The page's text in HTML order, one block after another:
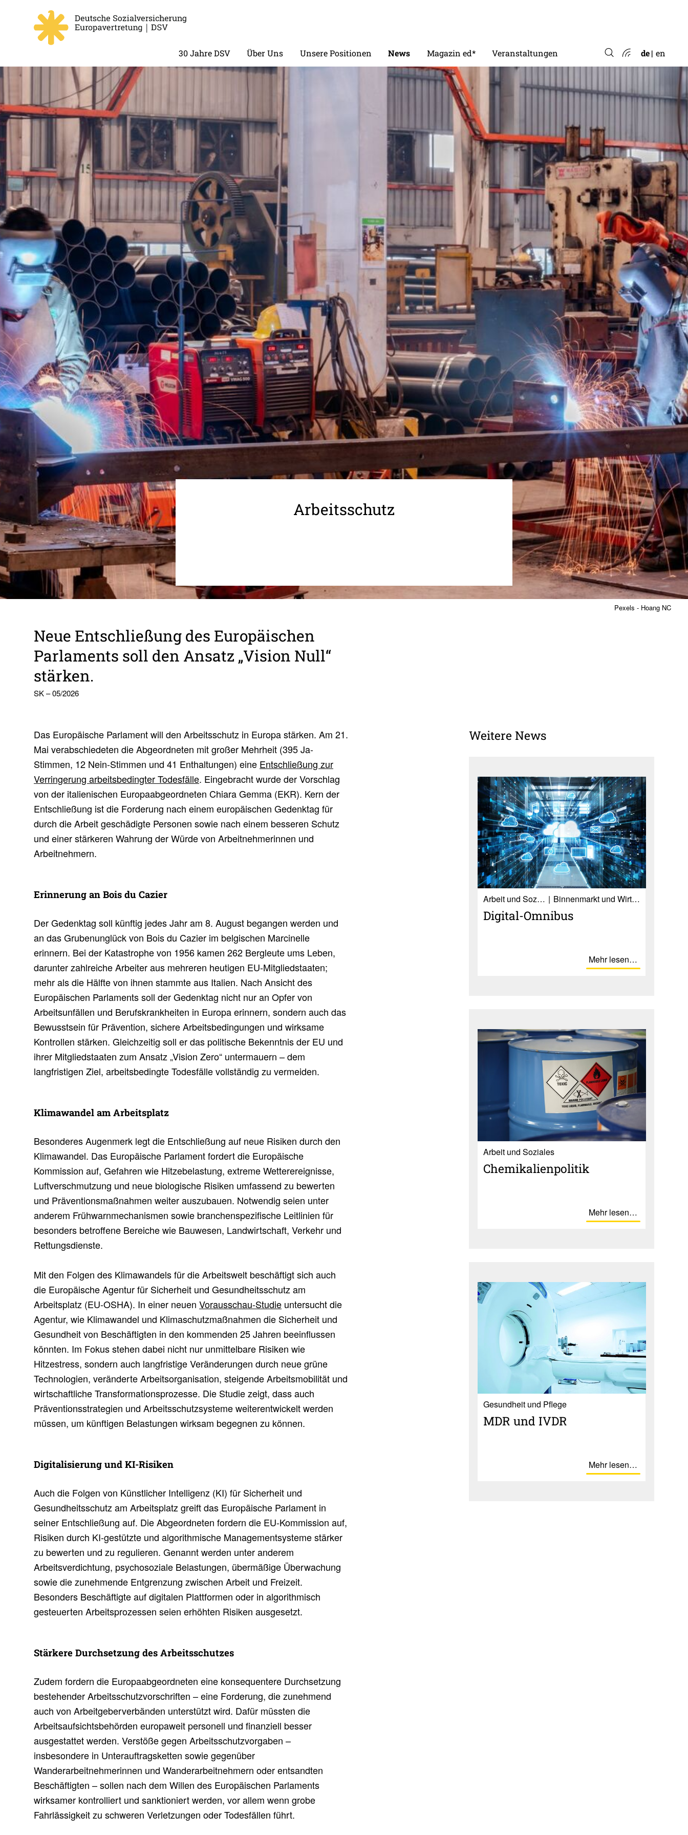
30 Jahre DSV Über Uns Unsere Positionen News Magazin ed* Veranstaltungen de en
Pexels - Hoang NC
Arbeitsschutz
Neue Entschlie­ßung des Euro­päi­schen
Parla­ments soll den Ansatz „Vision Null“
stärken.
SK – 05/2026
Weitere News
Ar­beit und So­zia­les Binnenmarkt und Wirtschaft
Digital-Omnibus
Mehr lesen…
Ar­beit und So­zia­les
Chemi­ka­li­en­po­litik
Mehr lesen…
Gesundheit und Pflege
MDR und IVDR
Mehr lesen…
Das Europäische Parlament will den Arbeitsschutz in Europa stärken. Am 21.
Mai verabschiedeten die Abgeordneten mit großer Mehrheit (395 Ja-
Stimmen, 12 Nein-Stimmen und 41 Enthaltungen) eine Entschließung zur
Verringerung arbeitsbedingter Todesfälle. Eingebracht wurde der Vorschlag
von der italienischen Europaabgeordneten Chiara Gemma (EKR). Kern der
Entschließung ist die Forderung nach einem europäischen Gedenktag für
durch die Arbeit geschädigte Personen sowie nach einem besseren Schutz
und einer stärkeren Wahrung der Würde von Arbeitnehmerinnen und
Arbeitnehmern.
Erin­ne­rung an Bois du Cazier
Der Gedenktag soll künftig jedes Jahr am 8. August begangen werden und
an das Grubenunglück von Bois du Cazier im belgischen Marcinelle
erinnern. Bei der Katastrophe von 1956 kamen 262 Bergleute ums Leben,
darunter zahlreiche Arbeiter aus mehreren heutigen EU-Mitgliedstaaten;
mehr als die Hälfte von ihnen stammte aus Italien. Nach Ansicht des
Europäischen Parlaments soll der Gedenktag nicht nur an Opfer von
Arbeitsunfällen und Berufskrankheiten in Europa erinnern, sondern auch das
Bewusstsein für Prävention, sichere Arbeitsbedingungen und wirksame
Kontrollen stärken. Gleichzeitig soll er das politische Bekenntnis der EU und
ihrer Mitgliedstaaten zum Ansatz „Vision Zero“ untermauern – dem
langfristigen Ziel, arbeitsbedingte Todesfälle vollständig zu vermeiden.
Klima­wandel am Arbeits­platz
Besonderes Augenmerk legt die Entschließung auf neue Risiken durch den
Klimawandel. Das Europäische Parlament fordert die Europäische
Kommission auf, Gefahren wie Hitzebelastung, extreme Wetterereignisse,
Luftverschmutzung und neue biologische Risiken umfassend zu bewerten
und Präventionsmaßnahmen weiter auszubauen. Notwendig seien unter
anderem Frühwarnmechanismen sowie branchenspezifische Leitlinien für
besonders betroffene Bereiche wie Bauwesen, Landwirtschaft, Verkehr und
Rettungsdienste.
Mit den Folgen des Klimawandels für die Arbeitswelt beschäftigt sich auch
die Europäische Agentur für Sicherheit und Gesundheitsschutz am
Arbeitsplatz (EU-OSHA). In einer neuen Vorausschau-Studie untersucht die
Agentur, wie Klimawandel und Klimaschutzmaßnahmen die Sicherheit und
Gesundheit von Beschäftigten in den kommenden 25 Jahren beeinflussen
könnten. Im Fokus stehen dabei nicht nur unmittelbare Risiken wie
Hitzestress, sondern auch langfristige Veränderungen durch neue grüne
Technologien, veränderte Arbeitsorganisation, steigende Arbeitsmobilität und
wirtschaftliche Transformationsprozesse. Die Studie zeigt, dass auch
Präventionsstrategien und Arbeitsschutzsysteme weiterentwickelt werden
müssen, um künftigen Belastungen wirksam begegnen zu können.
Digi­ta­li­sie­rung und KI-Risiken
Auch die Folgen von Künstlicher Intelligenz (KI) für Sicherheit und
Gesundheitsschutz am Arbeitsplatz greift das Europäische Parlament in
seiner Entschließung auf. Die Abgeordneten fordern die EU-Kommission auf,
Risiken durch KI-gestützte und algorithmische Managementsysteme stärker
zu bewerten und zu regulieren. Genannt werden unter anderem
Arbeitsverdichtung, psychosoziale Belastungen, übermäßige Überwachung
sowie die zunehmende Entgrenzung zwischen Arbeit und Freizeit.
Besonders Beschäftigte auf digitalen Plattformen oder in algorithmisch
gesteuerten Arbeitsprozessen seien erhöhten Risiken ausgesetzt.
Stär­kere Durch­set­zung des Arbeits­schutzes
Zudem fordern die Europaabgeordneten eine konsequentere Durchsetzung
bestehender Arbeitsschutzvorschriften – eine Forderung, die zunehmend
auch von Arbeitgeberverbänden unterstützt wird. Dafür müssten die
Arbeitsaufsichtsbehörden europaweit personell und finanziell besser
ausgestattet werden. Verstöße gegen Arbeitsschutzvorgaben –
insbesondere in Unterauftragsketten sowie gegenüber
Wanderarbeitnehmerinnen und Wanderarbeitnehmern oder entsandten
Beschäftigten – sollen nach dem Willen des Europäischen Parlaments
wirksamer kontrolliert und sanktioniert werden, vor allem wenn grobe
Fahrlässigkeit zu schweren Verletzungen oder Todesfällen führt.